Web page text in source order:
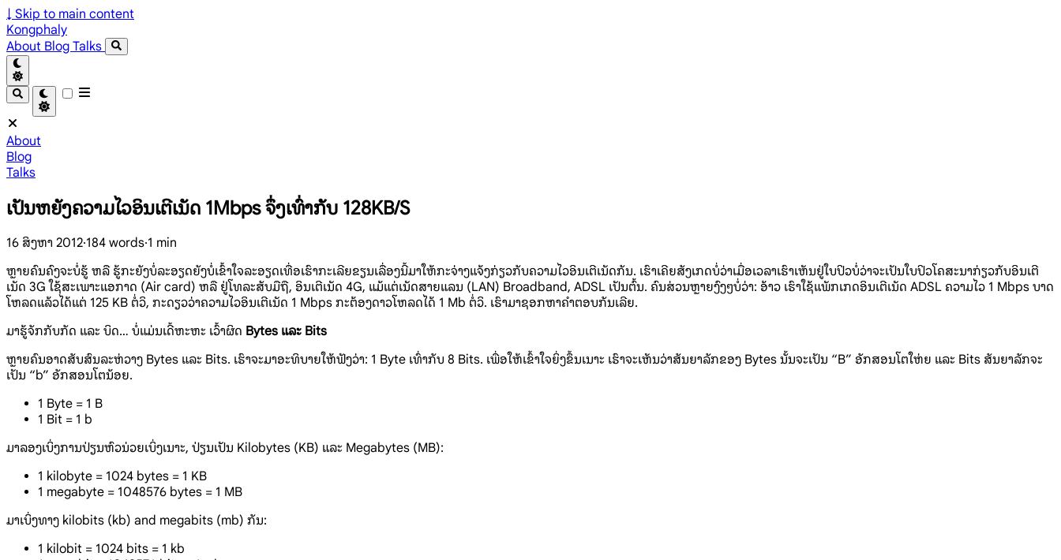
↓ Skip to main content
Kongphaly
About Blog Talks
About
Blog
Talks
ເປັນຫຍັງຄວາມໄວອິນເຕີເນັດ 1Mbps ຈຶ່ງເທົ່າກັບ 128KB/S
16 ສິງຫາ 2012·184 words·1 min
ຫຼາຍຄົນຄົງຈະບໍ່ຮູ້ ຫລື ຮູ້ກະຍັງບໍ່ລະອຽດຍັງບໍ່ເຂົ້າໃຈລະອຽດເທື່ອເຮົາກະເລີຍຂຽນເລື່ອງນີ້ມາໃຫ້ກະຈ່າງແຈ້ງກ່ຽວກັບຄວາມໄວອິນເຕີເນັດກັນ. ເຮົາເຄີຍສັງເກດບໍ່ວ່າເມື່ອເວລາເຮົາເຫັນຢູ່ໃບປິວບໍ່ວ່າຈະເປັນໃບປິວໂຄສະນາກ່ຽວກັບອິນເຕີ
ເນັດ 3G ໃຊ້ສະເພາະແອກາດ (Air card) ຫລື ຢູ່ໂທລະສັບມືຖື, ອິນເຕີເນັດ 4G, ແມ້ແຕ່ເນັດສາຍແລນ (LAN) Broadband, ADSL ເປັນຕົ້ນ. ຄົນສ່ວນຫຼາຍງົງໆບໍ່ວ່າ: ອ້າວ ເຮົາໃຊ້ແພັກເກດອິນເຕີເນັດ ADSL ຄວາມໄວ 1 Mbps ບາດ
ໂຫລດແລ້ວໄດ້ແຕ່ 125 KB ຕໍ່ວິ, ກະດຽວວ່າຄວາມໄວອິນເຕີເນັດ 1 Mbps ກະຕ້ອງດາວໂຫລດໄດ້ 1 Mb ຕໍ່ວິ. ເຮົາມາຊອກຫາຄຳຕອບກັນເລີຍ.
ມາຮູ້ຈັກກັບກັດ ແລະ ບິດ… ບໍ່ແມ່ນເດີ້ຫະຫະ ເວົ້າຜິດ Bytes ແລະ Bits
ຫຼາຍຄົນອາດສັບສົນລະຫ່ວາງ Bytes ແລະ Bits. ເຮົາຈະມາອະທິບາຍໃຫ້ຟັງວ່າ: 1 Byte ເທົ່າກັບ 8 Bits. ເພື່ອໃຫ້ເຂົ້າໃຈຍິ່ງຂຶ້ນເນາະ ເຮົາຈະເຫັນວ່າສັນຍາລັກຂອງ Bytes ນັ້ນຈະເປັນ “B” ອັກສອນໂຕໃຫ່ຍ ແລະ Bits ສັນຍາລັກຈະ
ເປັນ “b” ອັກສອນໂຕນ້ອຍ.
1 Byte = 1 B
1 Bit = 1 b
ມາລອງເບິ່ງການປ່ຽນຫົວນ່ວຍເບິ່ງເນາະ, ປ່ຽນເປັນ Kilobytes (KB) ແລະ Megabytes (MB):
1 kilobyte = 1024 bytes = 1 KB
1 megabyte = 1048576 bytes = 1 MB
ມາເບິ່ງທາງ kilobits (kb) and megabits (mb) ກັນ:
1 kilobit = 1024 bits = 1 kb